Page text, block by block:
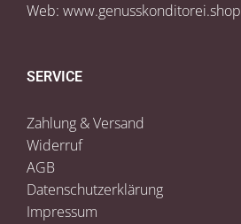
Web: www.genusskonditorei.shop
SERVICE
Zahlung & Versand
Widerruf
AGB
Datenschutzerklärung
Impressum